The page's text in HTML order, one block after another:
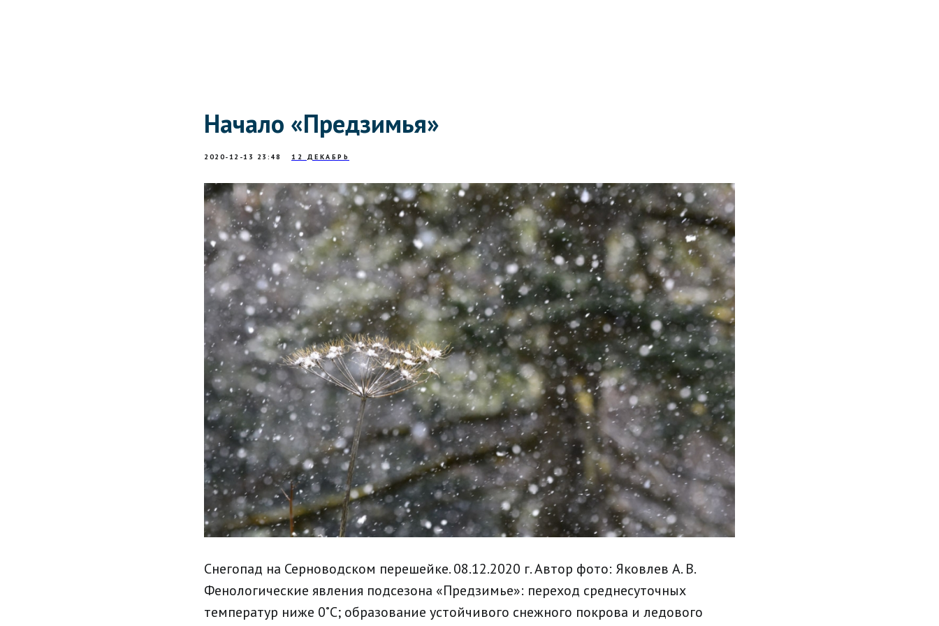
Начало «Предзимья»
2020-12-13 23:48 12 ДЕКАБРЬ
Снегопад на Серноводском перешейке. 08.12.2020 г. Автор фото: Яковлев А. В.
Фенологические явления подсезона «Предзимье»: переход среднесуточных
температур ниже 0˚С; образование устойчивого снежного покрова и ледового